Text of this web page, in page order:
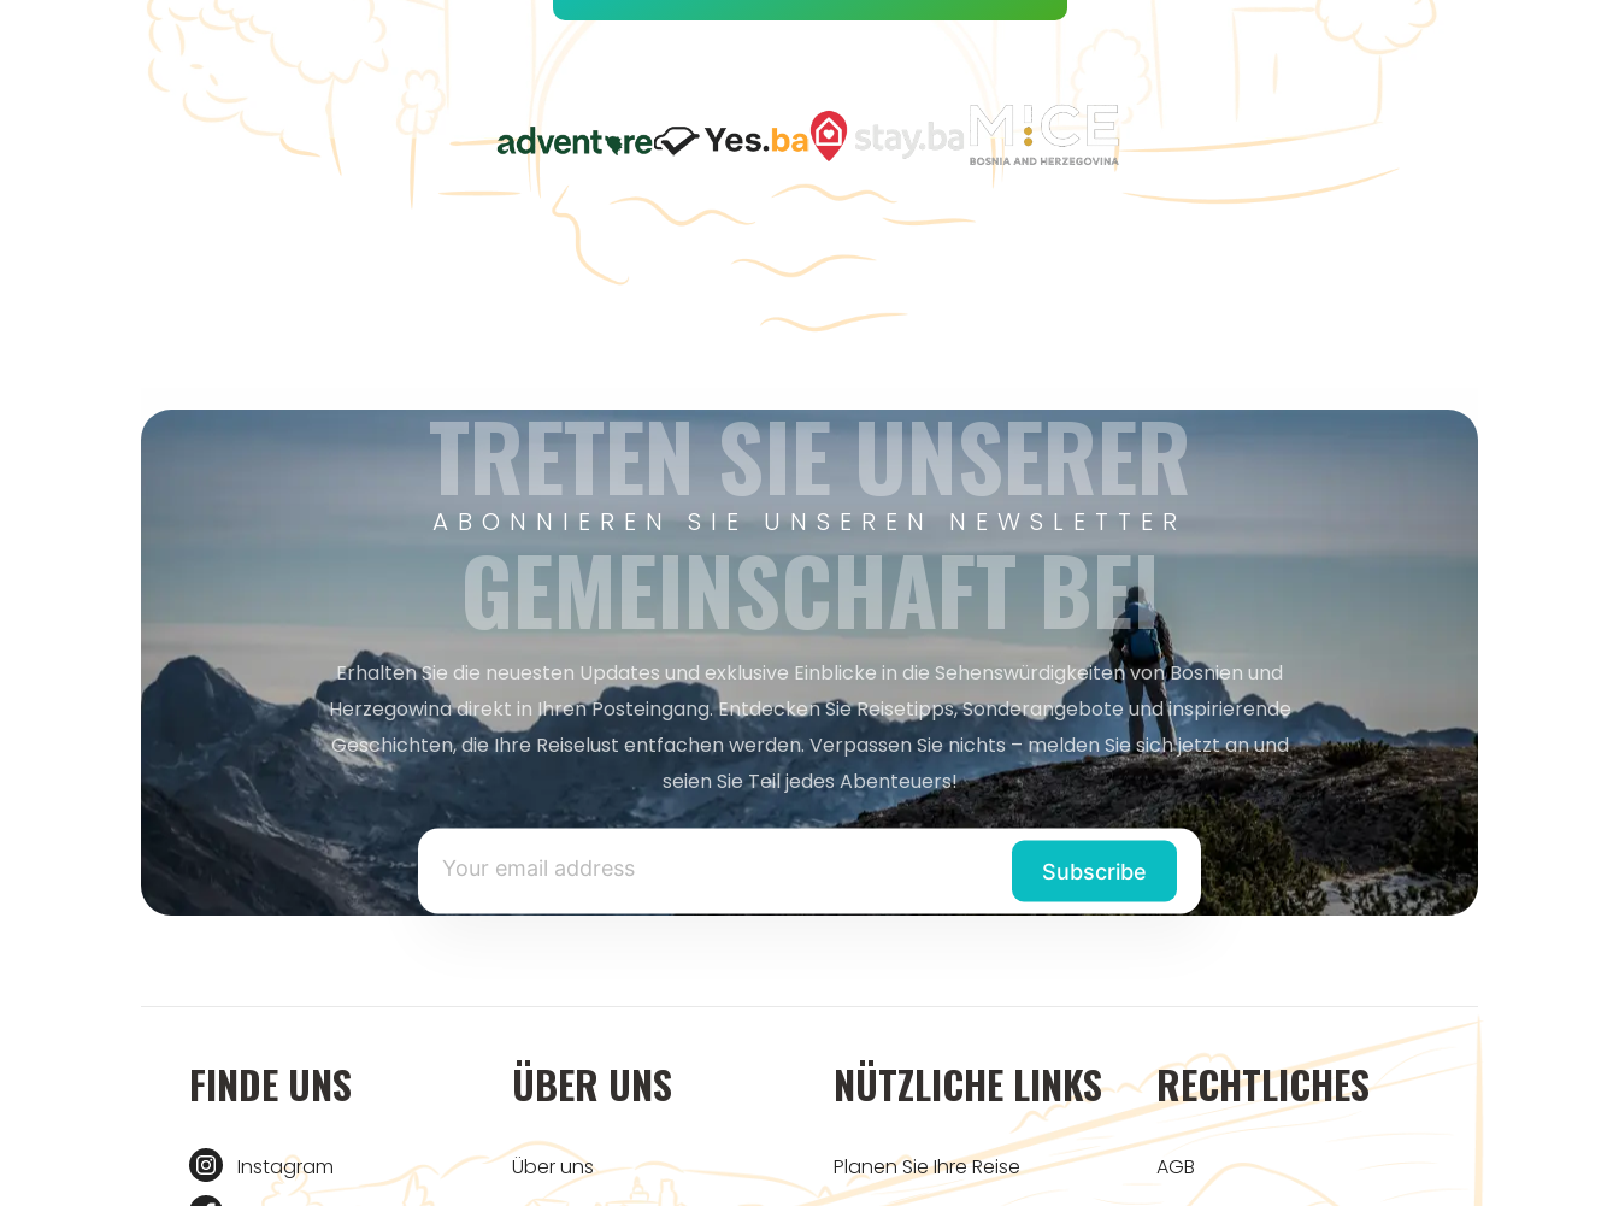
ABONNIEREN SIE UNSEREN NEWSLETTER
TRETEN SIE UNSERER
GEMEINSCHAFT BEI
Erhalten Sie die neuesten Updates und exklusive Einblicke in die Sehenswürdigkeiten von Bosnien und
Herzegowina direkt in Ihren Posteingang. Entdecken Sie Reisetipps, Sonderangebote und inspirierende
Geschichten, die Ihre Reiselust entfachen werden. Verpassen Sie nichts – melden Sie sich jetzt an und
seien Sie Teil jedes Abenteuers!
FINDE UNS
Instagram
ÜBER UNS
Über uns
NÜTZLICHE LINKS
Planen Sie Ihre Reise
RECHTLICHES
AGB